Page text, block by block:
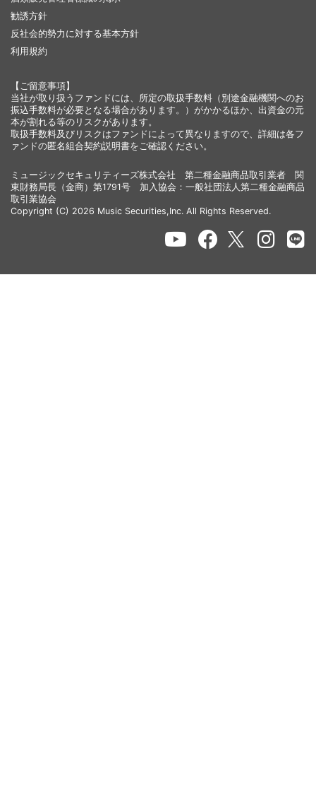
勧誘方針
反社会的勢力に対する基本方針
利用規約
【ご留意事項】
当社が取り扱うファンドには、所定の取扱手数料（別途金融機関へのお
振込手数料が必要となる場合があります。）がかかるほか、出資金の元
本が割れる等のリスクがあります。
取扱手数料及びリスクはファンドによって異なりますので、詳細は各フ
ァンドの匿名組合契約説明書をご確認ください。
ミュージックセキュリティーズ株式会社 第二種金融商品取引業者 関
東財務局長（金商）第1791号 加入協会：一般社団法人第二種金融商品
取引業協会
Copyright (C) 2026 Music Securities,Inc. All Rights Reserved.